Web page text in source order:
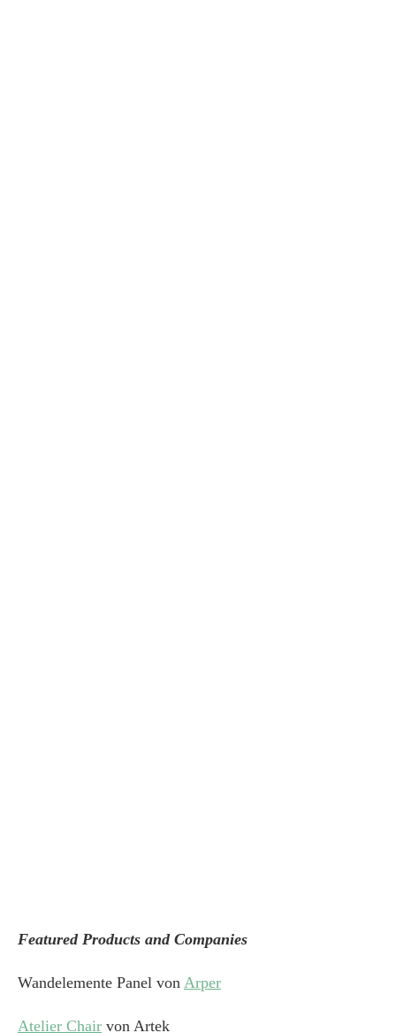
Featured Products and Companies
Wandelemente Panel von Arper
Atelier Chair von Artek